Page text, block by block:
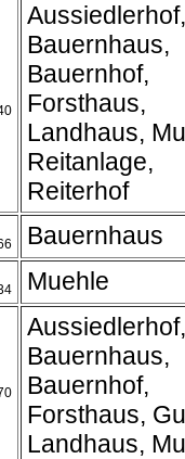
Aussiedlerhof,
Bauernhaus,
Bauernhof,
Forsthaus,
Landhaus,
Reitanlage,
Reiterhof
Bauernhaus
Muehle
Aussiedlerhof,
Bauernhaus,
Bauernhof,
Forsthaus,
Landhaus,